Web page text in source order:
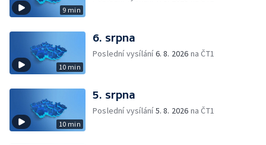
9 min
10 min
6. srpna
Poslední vysílání6. 8. 2026 na ČT1
10 min
5. srpna
Poslední vysílání5. 8. 2026 na ČT1